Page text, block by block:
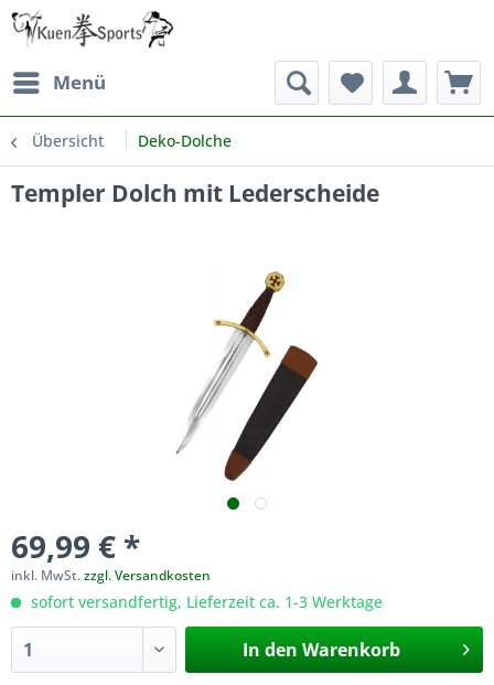
Menü
Übersicht Deko-Dolche
Templer Dolch mit Lederscheide
69,99 € *
inkl. MwSt.zzgl. Versandkosten
sofort versandfertig, Lieferzeit ca. 1-3 Werktage
In den Warenkorb